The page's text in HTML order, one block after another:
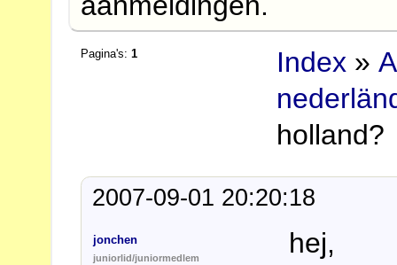
Pagina's:1 Index »
holland?
2007-09-01 20:20:18
jonchen
juniorlid/juniormedlem
hej,